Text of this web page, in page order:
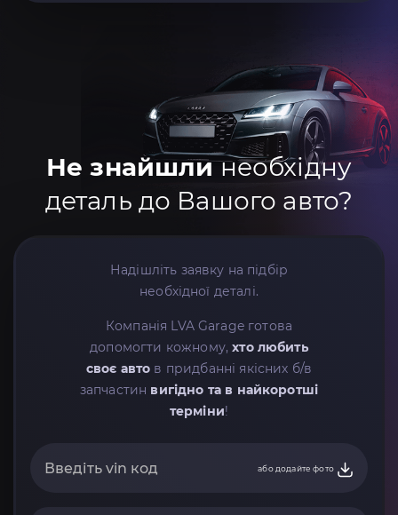
Не знайшлинеобхідну
деталь до Вашого авто?
Надішліть заявку на підбір
необхідної деталі.
Компанія LVA Garage готова
допомогти кожному,хто любить
своє авто в придбанні якісних б/в
запчастин вигідно та в найкоротші
терміни!
або додайте фото